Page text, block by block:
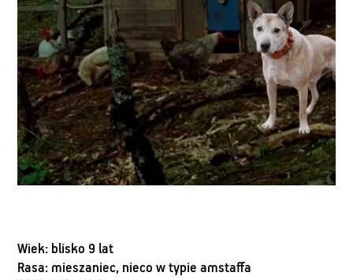
Wiek: blisko 9 lat
Rasa: mieszaniec, nieco w typie amstaffa